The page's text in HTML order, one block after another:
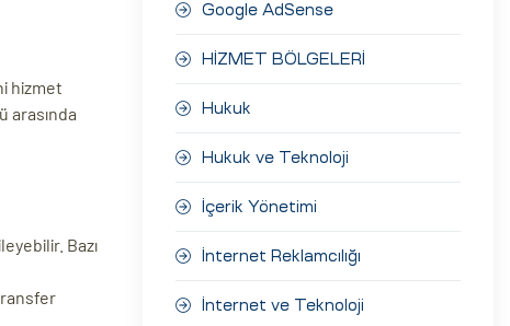
hizmet
arasında
Bazı
Google AdSense
HİZMET BÖLGELERİ
Hukuk
Hukuk ve Teknoloji
İçerik Yönetimi
İnternet Reklamcılığı
İnternet ve Teknoloji